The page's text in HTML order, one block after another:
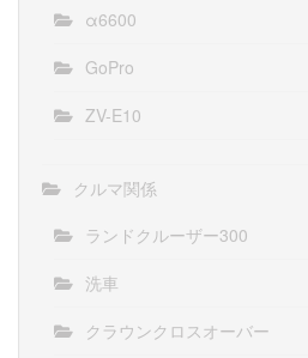
α6600
GoPro
ZV-E10
クルマ関係
ランドクルーザー300
洗車
クラウンクロスオーバー